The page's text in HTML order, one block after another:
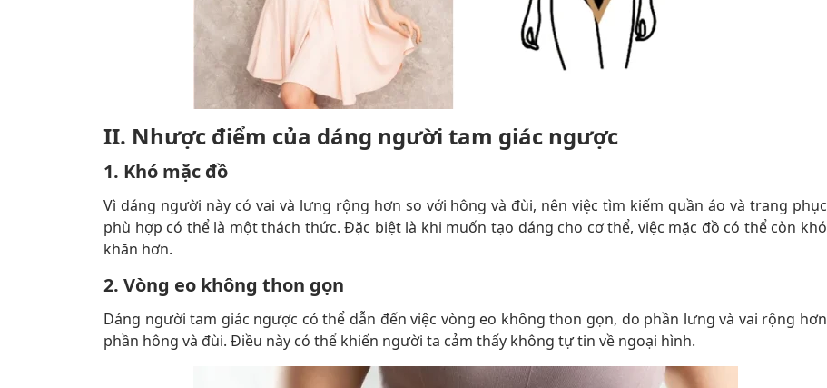
II. Nhược điểm của dáng người tam giác ngược
1. Khó mặc đồ
Vì dáng người này có vai và lưng rộng hơn so với hông và đùi, nên việc tìm kiếm quần áo và trang phục
phù hợp có thể là một thách thức. Đặc biệt là khi muốn tạo dáng cho cơ thể, việc mặc đồ có thể còn khó
khăn hơn.
2. Vòng eo không thon gọn
Dáng người tam giác ngược có thể dẫn đến việc vòng eo không thon gọn, do phần lưng và vai rộng hơn
phần hông và đùi. Điều này có thể khiến người ta cảm thấy không tự tin về ngoại hình.